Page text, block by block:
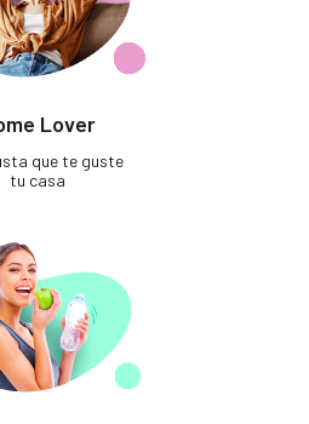
Lover
que te guste
tu casa